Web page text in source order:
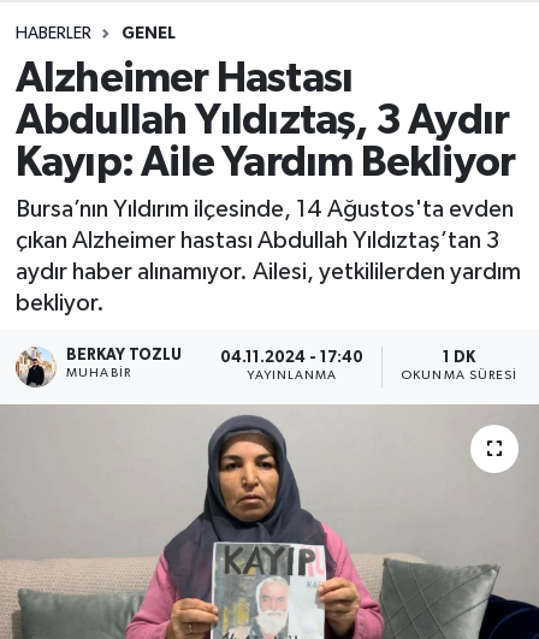
HABERLER GENEL
Alzheimer Hastası
Abdullah Yıldıztaş, 3 Aydır
Kayıp: Aile Yardım Bekliyor
Bursa’nın Yıldırım ilçesinde, 14 Ağustos'ta evden
çıkan Alzheimer hastası Abdullah Yıldıztaş’tan 3
aydır haber alınamıyor. Ailesi, yetkililerden yardım
bekliyor.
BERKAY TOZLU
MUHABIR
04.11.2024 - 17:40
YAYINLANMA
1 DK
OKUNMA SÜRESI